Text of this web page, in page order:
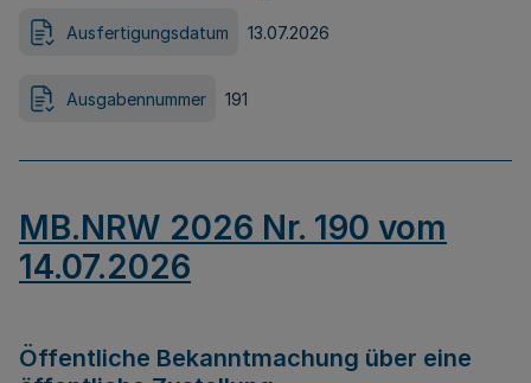
Ausfertigungsdatum 13.07.2026
Ausgabennummer 191
MB.NRW 2026 Nr. 190 vom
14.07.2026
Öffentliche Bekanntmachung über eine